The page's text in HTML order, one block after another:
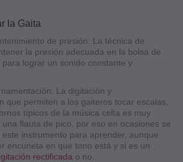
la Gaita
de presión: La técnica de
la presión adecuada en la bolsa de
para lograr un sonido constante y
La digitación y
que permiten a los gaiteros tocar escalas,
típicos de la música celta es muy
una flauta de pico, por eso en ocasiones se
este instrumento para aprender, aunque
encuneta en que tono está y si es un
rectificada o no.